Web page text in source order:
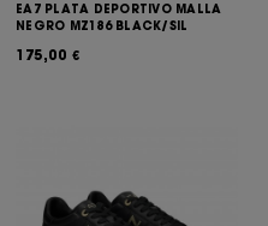
EA7 PLATA DEPORTIVO MALLA
NEGRO MZ186 BLACK/SIL
175,00 €